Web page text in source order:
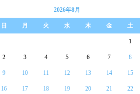
2026年8月
日 月 火 水 木 金 土
1
2 3 4 5 6 7 8
9 10 11 12 13 14 15
16 17 18 19 20 21 22